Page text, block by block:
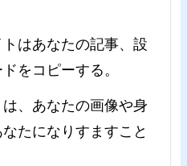
はあなたの記事、設
をコピーする。
、あなたの画像や身
たになりすますこと